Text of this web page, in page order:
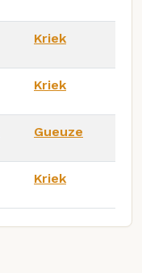
Kriek
Kriek
Gueuze
Kriek